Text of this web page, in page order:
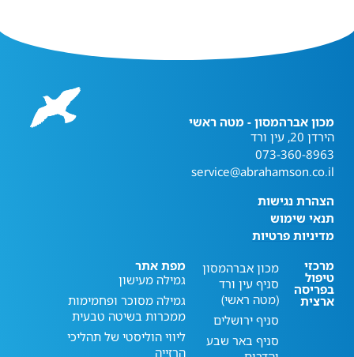
מכון אברהמסון - מטה ראשי
הירדן 20, עין ורד
073-360-8963
service@abrahamson.co.il
הצהרת נגישות
תנאי שימוש
מדיניות פרטיות
מרכזי
טיפול
בפריסה
ארצית
מכון אברהמסון
סניף עין ורד
(מטה ראשי)
סניף ירושלים
סניף באר שבע
מפת אתר
גמילה מעישון
גמילה מסוכר ופחמימות
ממכרות בשיטה טבעית
ליווי הוליסטי של תהליכי
הרזייה